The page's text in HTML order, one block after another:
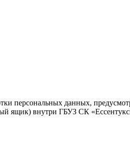
персональных данных,
ящик) внутри ГБУЗ СК